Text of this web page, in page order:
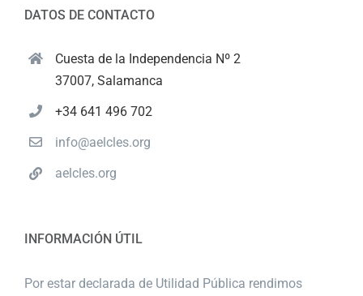
DATOS DE CONTACTO
Cuesta de la Independencia Nº 2
37007, Salamanca
+34 641 496 702
info@aelcles.org
aelcles.org
INFORMACIÓN ÚTIL
Por estar declarada de Utilidad Pública rendimos